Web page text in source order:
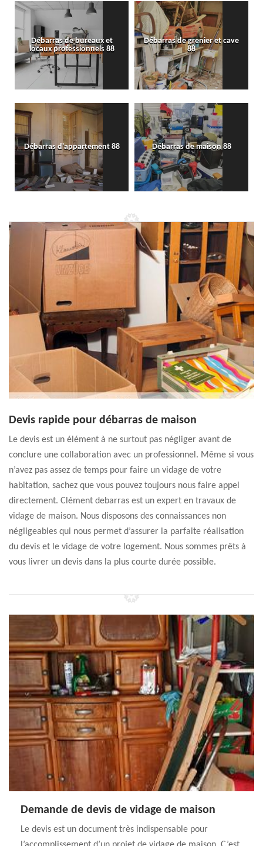
Débarras de bureaux et
locaux professionnels 88
Débarras de grenier et cave
88
Débarras d'appartement 88 Débarras de maison 88
Devis rapide pour débarras de maison
Le devis est un élément à ne surtout pas négliger avant de
conclure une collaboration avec un professionnel. Même si vous
n’avez pas assez de temps pour faire un vidage de votre
habitation, sachez que vous pouvez toujours nous faire appel
directement. Clément debarras est un expert en travaux de
vidage de maison. Nous disposons des connaissances non
négligeables qui nous permet d’assurer la parfaite réalisation
du devis et le vidage de votre logement. Nous sommes prêts à
vous livrer un devis dans la plus courte durée possible.
Demande de devis de vidage de maison
Le devis est un document très indispensable pour